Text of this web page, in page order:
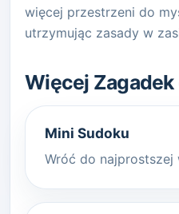
więcej przestrzeni do
utrzymując zasady w
Więcej Zagadek
Mini Sudoku
Wróć do